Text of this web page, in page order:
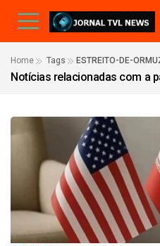
Home Tags ESTREITO-DE-
Notícias relacionadas com a